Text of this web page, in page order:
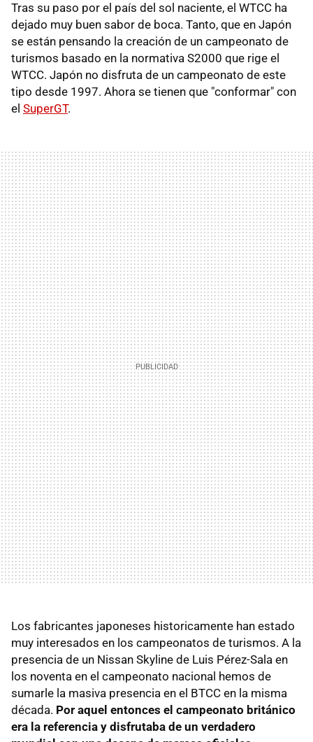
Tras su paso por el país del sol naciente, el WTCC ha
dejado muy buen sabor de boca. Tanto, que en Japón
se están pensando la creación de un campeonato de
turismos basado en la normativa S2000 que rige el
WTCC. Japón no disfruta de un campeonato de este
tipo desde 1997. Ahora se tienen que "conformar" con
el SuperGT.
Los fabricantes japoneses historicamente han estado
muy interesados en los campeonatos de turismos. A la
presencia de un Nissan Skyline de Luis Pérez-Sala en
los noventa en el campeonato nacional hemos de
sumarle la masiva presencia en el BTCC en la misma
década. Por aquel entonces el campeonato británico
era la referencia y disfrutaba de un verdadero